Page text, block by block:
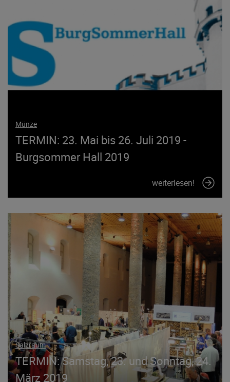
Münze
TERMIN: 23. Mai bis 26. Juli 2019 -
Burgsommer Hall 2019
weiterlesen!
Salzraum
TERMIN: Samstag, 23. und Sonntag, 24.
März 2019